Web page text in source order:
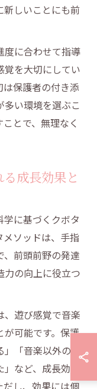
新しいことにも前
度に合わせて指導
覚を大切にしてい
は保護者の付き添
多い環境を選ぶこ
とで、無理なく
成長効果と
に基づくクボタ
メソッドは、手指
前頭前野の発達
力の向上に役立つ
、遊び感覚で音楽
が可能です。保護
「音楽以外の場
など、成長効果